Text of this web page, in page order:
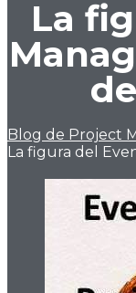
La
Blog de Project
La figura del